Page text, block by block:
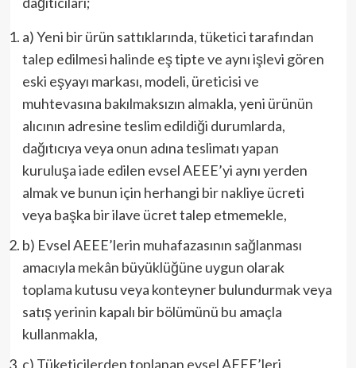
a) Yeni bir ürün sattıklarında, tüketici tarafından
talep edilmesi halinde eş tipte ve aynı işlevi gören
eski eşyayı markası, modeli, üreticisi ve
muhtevasına bakılmaksızın almakla, yeni ürünün
alıcının adresine teslim edildiği durumlarda,
dağıtıcıya veya onun adına teslimatı yapan
kuruluşa iade edilen evsel AEEE’yi aynı yerden
almak ve bunun için herhangi bir nakliye ücreti
veya başka bir ilave ücret talep etmemekle,
b) Evsel AEEE’lerin muhafazasının sağlanması
amacıyla mekân büyüklüğüne uygun olarak
toplama kutusu veya konteyner bulundurmak veya
satış yerinin kapalı bir bölümünü bu amaçla
kullanmakla,
c) Tüketicilerden toplanan evsel AEEE’leri